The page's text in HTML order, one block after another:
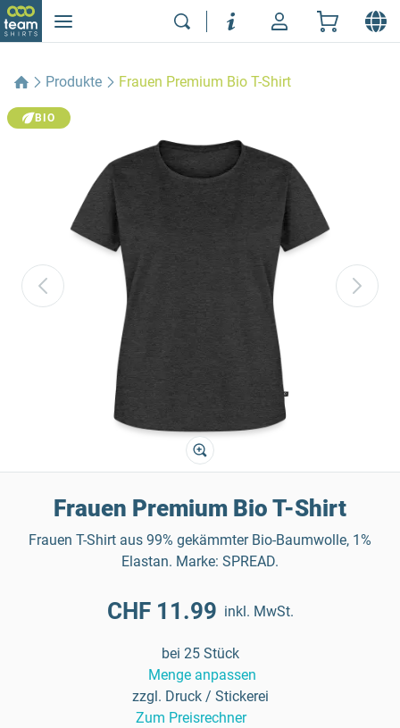
Produkte Frauen Premium Bio T-Shirt
BIO
Frauen Premium Bio T-Shirt
Frauen T-Shirt aus 99% gekämmter Bio-Baumwolle, 1%
Elastan. Marke: SPREAD.
CHF 11.99 inkl. MwSt.
bei 25 Stück
Menge anpassen
zzgl. Druck / Stickerei
Zum Preisrechner